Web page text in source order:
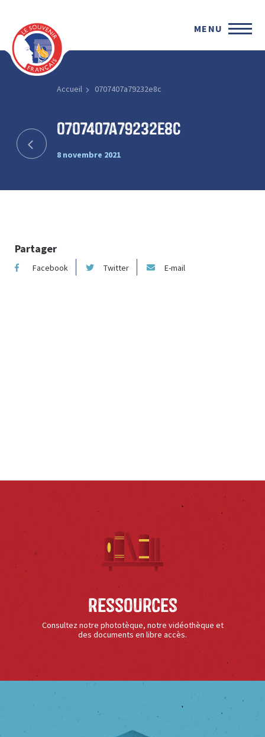
MENU
Accueil 0707407a79232e8c
0707407a79232e8c
8 novembre 2021
Partager
Facebook Twitter E-mail
Ressources
Consultez notre phototèque, notre vidéothèque et
des documents en libre accès.